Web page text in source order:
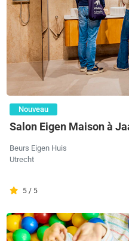
Nouveau
Salon Eigen Maison à
Beurs Eigen Huis
Utrecht
5 / 5